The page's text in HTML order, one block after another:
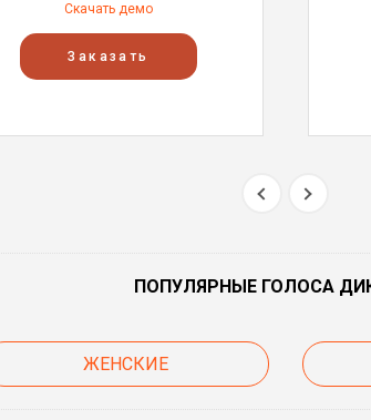
Скачать демо
Заказать
ПОПУЛЯРНЫЕ ГОЛОСА
ЖЕНСКИЕ